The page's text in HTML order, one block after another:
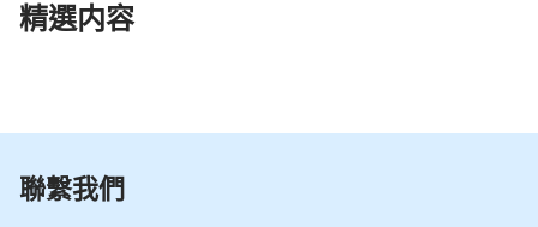
精選内容
聯繫我們